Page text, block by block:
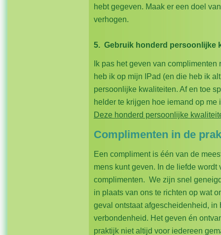
hebt gegeven. Maak er een doel
verhogen.
5. Gebruik honderd persoonlijke
Ik pas het geven van
heb ik op mijn IPad (en die heb ik
persoonlijke kwaliteiten. Af en toe
helder te krijgen hoe iemand op me
Deze honderd persoonlijke
Complimenten in de
Een compliment is één van de
mens kunt geven. In de liefde
complimenten. We zijn snel
in plaats van ons te richten op wat
geval ontstaat afgescheidenheid, in
verbondenheid. Het geven én
praktijk niet altijd voor iedereen